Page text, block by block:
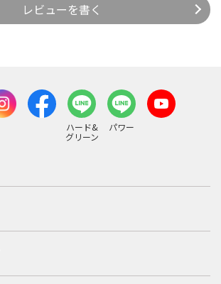
レビューを書く
ハード&
グリーン
パワー